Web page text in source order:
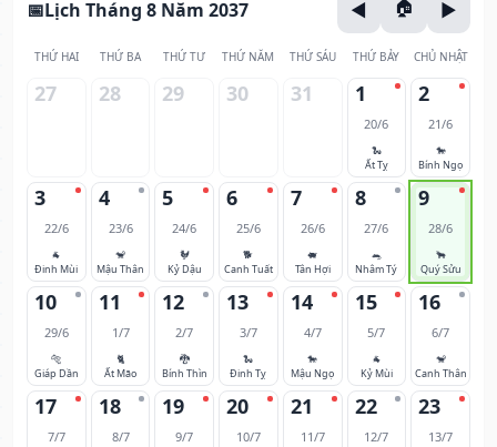
Lịch Tháng 8 Năm 2037
THỨ HAI THỨ BA THỨ TƯ THỨ NĂM THỨ SÁU THỨ BẢY CHỦ NHẬT
27 28 29 30 31 1
20/6
🐍
Ất Tỵ
2
21/6
🐎
Bính Ngọ
3
22/6
🐐
Đinh Mùi
4
23/6
🐒
Mậu Thân
5
24/6
🐓
Kỷ Dậu
6
25/6
🐕
Canh Tuất
7
26/6
🐖
Tân Hợi
8
27/6
🐀
Nhâm Tý
9
28/6
🐂
Quý Sửu
10
29/6
🐅
Giáp Dần
11
1/7
🐈
Ất Mão
12
2/7
🐉
Bính Thìn
13
3/7
🐍
Đinh Tỵ
14
4/7
🐎
Mậu Ngọ
15
5/7
🐐
Kỷ Mùi
16
6/7
🐒
Canh Thân
17
7/7
18
8/7
19
9/7
20
10/7
21
11/7
22
12/7
23
13/7